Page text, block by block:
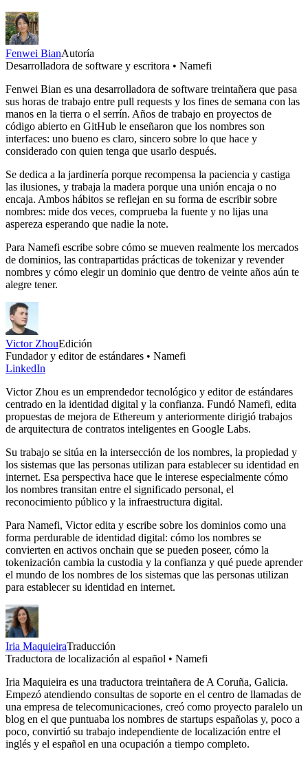
Fenwei BianAutoría
Desarrolladora de software y escritora • Namefi
Fenwei Bian es una desarrolladora de software treintañera que pasa
sus horas de trabajo entre pull requests y los fines de semana con las
manos en la tierra o el serrín. Años de trabajo en proyectos de
código abierto en GitHub le enseñaron que los nombres son
interfaces: uno bueno es claro, sincero sobre lo que hace y
considerado con quien tenga que usarlo después.
Se dedica a la jardinería porque recompensa la paciencia y castiga
las ilusiones, y trabaja la madera porque una unión encaja o no
encaja. Ambos hábitos se reflejan en su forma de escribir sobre
nombres: mide dos veces, comprueba la fuente y no lijas una
aspereza esperando que nadie la note.
Para Namefi escribe sobre cómo se mueven realmente los mercados
de dominios, las contrapartidas prácticas de tokenizar y revender
nombres y cómo elegir un dominio que dentro de veinte años aún te
alegre tener.
Victor ZhouEdición
Fundador y editor de estándares • Namefi
LinkedIn
Victor Zhou es un emprendedor tecnológico y editor de estándares
centrado en la identidad digital y la confianza. Fundó Namefi, edita
propuestas de mejora de Ethereum y anteriormente dirigió trabajos
de arquitectura de contratos inteligentes en Google Labs.
Su trabajo se sitúa en la intersección de los nombres, la propiedad y
los sistemas que las personas utilizan para establecer su identidad en
internet. Esa perspectiva hace que le interese especialmente cómo
los nombres transitan entre el significado personal, el
reconocimiento público y la infraestructura digital.
Para Namefi, Victor edita y escribe sobre los dominios como una
forma perdurable de identidad digital: cómo los nombres se
convierten en activos onchain que se pueden poseer, cómo la
tokenización cambia la custodia y la confianza y qué puede aprender
el mundo de los nombres de los sistemas que las personas utilizan
para establecer su identidad en internet.
Iria MaquieiraTraducción
Traductora de localización al español • Namefi
Iria Maquieira es una traductora treintañera de A Coruña, Galicia.
Empezó atendiendo consultas de soporte en el centro de llamadas de
una empresa de telecomunicaciones, creó como proyecto paralelo un
blog en el que puntuaba los nombres de startups españolas y, poco a
poco, convirtió su trabajo independiente de localización entre el
inglés y el español en una ocupación a tiempo completo.